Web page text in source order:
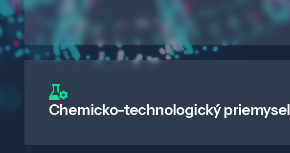
Chemicko-technologický priemysel